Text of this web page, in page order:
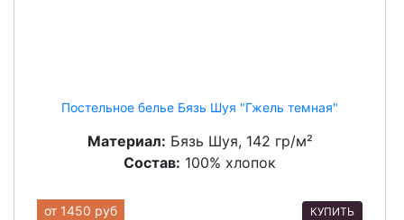
Постельное белье Бязь Шуя "Гжель темная"
Материал: Бязь Шуя, 142 гр/м²
Состав: 100% хлопок
от 1450 руб КУПИТЬ